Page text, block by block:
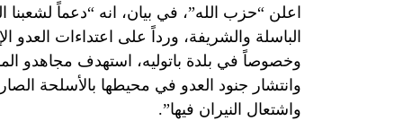
اعلن “حزب الله”، في بيان، انه “دعماً
الباسلة ‌‏‌‏‌والشريفة، ورداً على اعتداءات العدو
وانتشار جنود العدو في محيطها بالأسلحة
واشتعال النيران فيها”.